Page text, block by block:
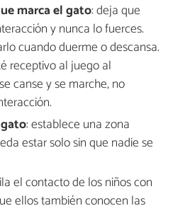
marca el gato: deja que
y nunca lo fuerces.
cuando duerme o descansa.
receptivo al juego al
canse y se marche, no
: establece una zona
estar solo sin que nadie se
el contacto de los niños con
ellos también conocen las